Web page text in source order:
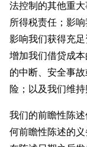
法控制的其他重
所得税责任；影
影响我们获得充
增加我们借贷成
的中断、安全事
险；以及我们维
我们的前瞻性陈
何前瞻性陈述的